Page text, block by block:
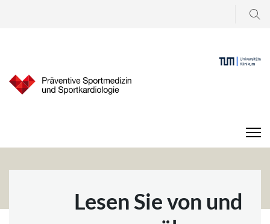
Suchen
Lesen Sie von und